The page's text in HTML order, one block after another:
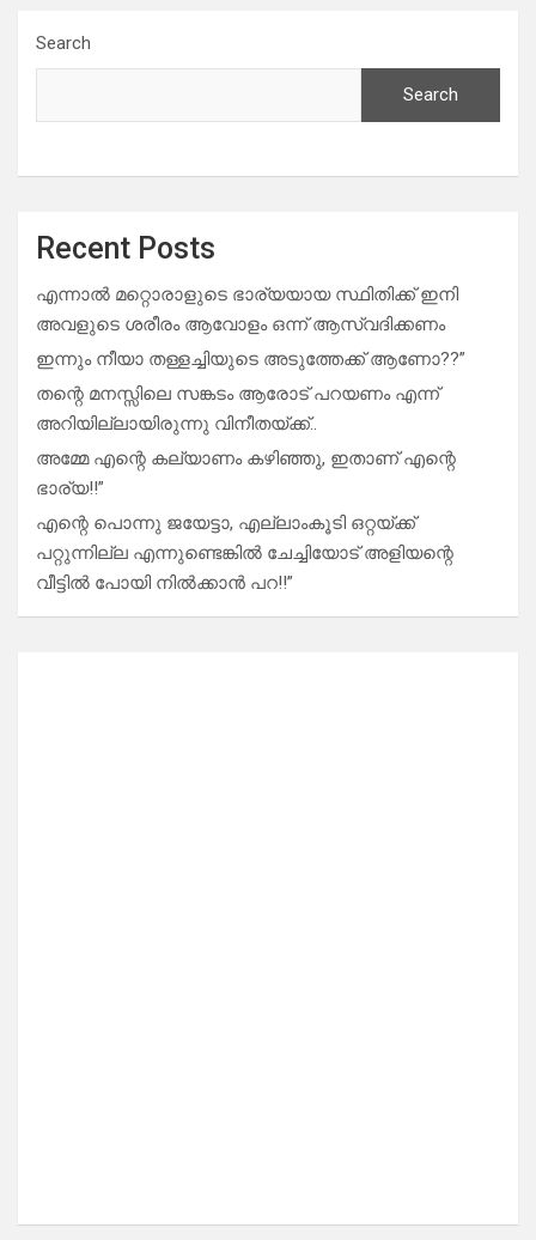
Search
Search
Recent Posts
എന്നാൽ മറ്റൊരാളുടെ ഭാര്യയായ സ്ഥിതിക്ക് ഇനി
അവളുടെ ശരീരം ആവോളം ഒന്ന് ആസ്വദിക്കണം
ഇന്നും നീയാ തള്ളച്ചിയുടെ അടുത്തേക്ക് ആണോ??”
തന്റെ മനസ്സിലെ സങ്കടം ആരോട് പറയണം എന്ന്
അറിയില്ലായിരുന്നു വിനീതയ്ക്ക്..
അമ്മേ എന്റെ കല്യാണം കഴിഞ്ഞു, ഇതാണ് എന്റെ
ഭാര്യ!!”
എന്റെ പൊന്നു ജയേട്ടാ, എല്ലാംകൂടി ഒറ്റയ്ക്ക്
പറ്റുന്നില്ല എന്നുണ്ടെങ്കിൽ ചേച്ചിയോട് അളിയന്റെ
വീട്ടിൽ പോയി നിൽക്കാൻ പറ!!”